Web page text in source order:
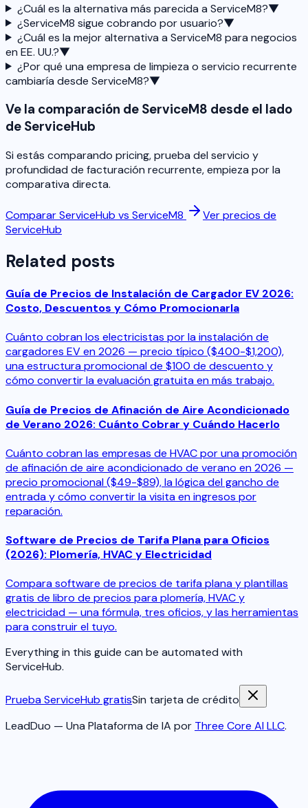
¿Cuál es la alternativa más parecida a ServiceM8?▼
¿ServiceM8 sigue cobrando por usuario?▼
¿Cuál es la mejor alternativa a ServiceM8 para negocios
en EE. UU.?▼
¿Por qué una empresa de limpieza o servicio recurrente
cambiaría desde ServiceM8?▼
Ve la comparación de ServiceM8 desde el lado
de ServiceHub
Si estás comparando pricing, prueba del servicio y
profundidad de facturación recurrente, empieza por la
comparativa directa.
Comparar ServiceHub vs ServiceM8
Ver precios de
ServiceHub
Related posts
Guía de Precios de Instalación de Cargador EV 2026:
Costo, Descuentos y Cómo Promocionarla
Cuánto cobran los electricistas por la instalación de
cargadores EV en 2026 — precio típico ($400-$1,200),
una estructura promocional de $100 de descuento y
cómo convertir la evaluación gratuita en más trabajo.
Guía de Precios de Afinación de Aire Acondicionado
de Verano 2026: Cuánto Cobrar y Cuándo Hacerlo
Cuánto cobran las empresas de HVAC por una promoción
de afinación de aire acondicionado de verano en 2026 —
precio promocional ($49-$89), la lógica del gancho de
entrada y cómo convertir la visita en ingresos por
reparación.
Software de Precios de Tarifa Plana para Oficios
(2026): Plomería, HVAC y Electricidad
Compara software de precios de tarifa plana y plantillas
gratis de libro de precios para plomería, HVAC y
electricidad — una fórmula, tres oficios, y las herramientas
para construir el tuyo.
Everything in this guide can be automated with
ServiceHub.
Prueba ServiceHub gratisSin tarjeta de crédito
LeadDuo — Una Plataforma de IA por Three Core AI LLC.